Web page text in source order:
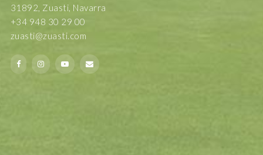
31892, Zuasti, Navarra
+34 948 30 29 00
zuasti@zuasti.com